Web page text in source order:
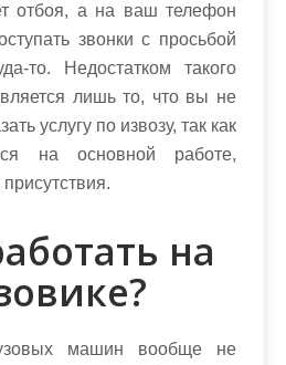
отбоя, а на ваш телефон
звонки с просьбой
то. Недостатком такого
лишь то, что вы не
услугу по извозу, так как
на основной работе,
на
машин вообще не